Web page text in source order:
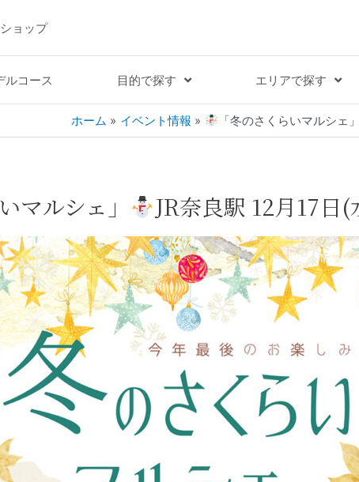
ョップ
ルコース 目的で探す エリアで探す
ホーム イベント情報 「冬のさくらいマルシェ
マルシェ」 JR奈良駅 12月17日